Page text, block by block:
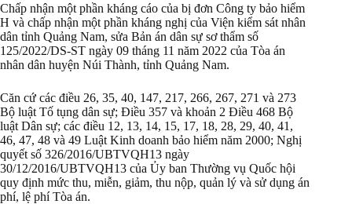
Chấp nhận một phần kháng cáo của bị đơn Công ty bảo hiểm
H và chấp nhận một phần kháng nghị của Viện kiểm sát nhân
dân tỉnh Quảng Nam, sửa Bản án dân sự sơ thẩm số
125/2022/DS-ST ngày 09 tháng 11 năm 2022 của Tòa án
nhân dân huyện Núi Thành, tỉnh Quảng Nam.
Căn cứ các điều 26, 35, 40, 147, 217, 266, 267, 271 và 273
Bộ luật Tố tụng dân sự; Điều 357 và khoản 2 Điều 468 Bộ
luật Dân sự; các điều 12, 13, 14, 15, 17, 18, 28, 29, 40, 41,
46, 47, 48 và 49 Luật Kinh doanh bảo hiểm năm 2000; Nghị
quyết số 326/2016/UBTVQH13 ngày
30/12/2016/UBTVQH13 của Ủy ban Thường vụ Quốc hội
quy định mức thu, miễn, giảm, thu nộp, quản lý và sử dụng án
phí, lệ phí Tòa án.